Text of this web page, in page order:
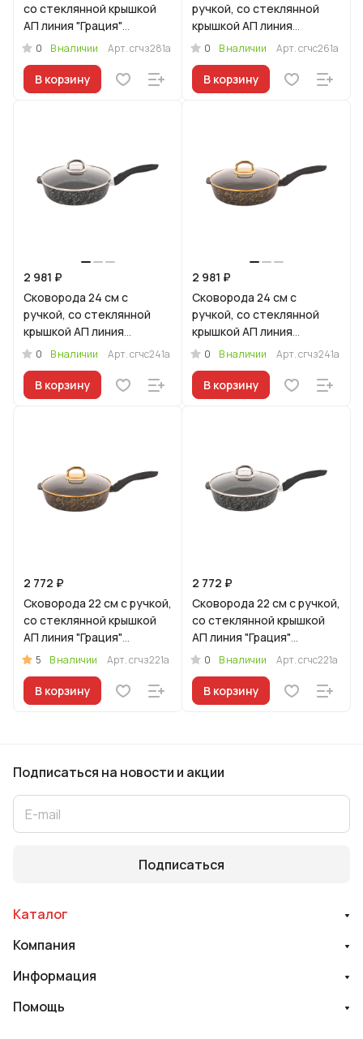
со стеклянной крышкой
АП линия "Грация"
(черный/золото)
0 В наличии Арт.сгчз281а
В корзину
ручкой, со стеклянной
крышкой АП линия
"Грация" (черный/
0 В наличии Арт.сгчс261а
В корзину
2 981 ₽
Сковорода 24 см с
ручкой, со стеклянной
крышкой АП линия
"Грация" (черный/
0 В наличии Арт.сгчс241а
В корзину
2 981 ₽
Сковорода 24 см с
ручкой, со стеклянной
крышкой АП линия
"Грация" (черный/золото)
0 В наличии Арт.сгчз241а
В корзину
2 772 ₽
Сковорода 22 см с ручкой,
со стеклянной крышкой
АП линия "Грация"
(черный/золото)
5 В наличии Арт.сгчз221а
В корзину
2 772 ₽
Сковорода 22 см с ручкой,
со стеклянной крышкой
АП линия "Грация"
(черный/серебро)
0 В наличии Арт.сгчс221а
В корзину
Подписаться на новости и акции
Подписаться
Каталог
Компания
Информация
Помощь